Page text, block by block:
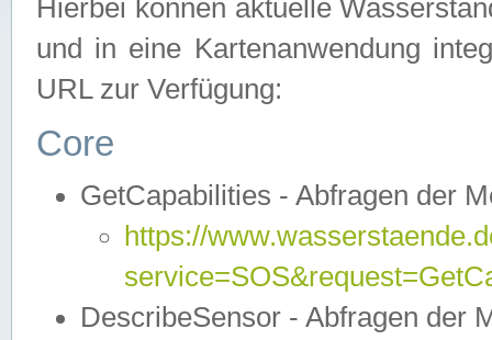
Hierbei können aktuelle
und in eine Kartenanwendung
URL zur Verfügung:
Core
GetCapabilities - Abfragen der
https://
DescribeSensor - Abfragen der